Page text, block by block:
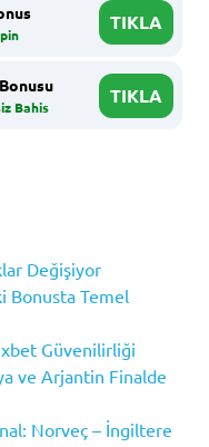
TIKLA
Bahis
TIKLA
Değişiyor
Bonusta Temel
Güvenilirliği
ve Arjantin Finalde
Norveç – İngiltere